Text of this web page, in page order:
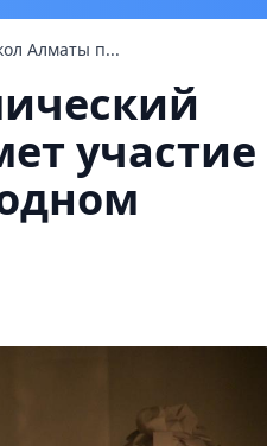
Алматы п...
участие